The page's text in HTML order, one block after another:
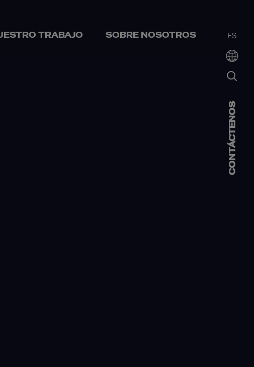
TRABAJO SOBRE NOSOTROS ES
CONTÁCTENOS